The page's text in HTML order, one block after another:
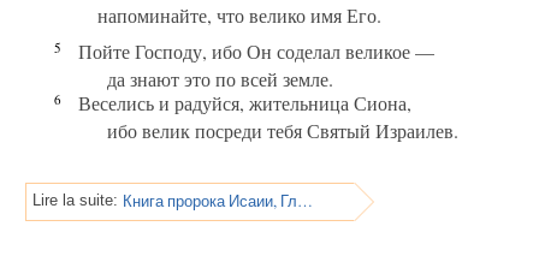
напоминайте, что велико имя Его.
5
Пойте Господу, ибо Он соделал великое —
да знают это по всей земле.
6
Веселись и радуйся, жительница Сиона,
ибо велик посреди тебя Святый Израилев.
Lire la suite: Книга пророка Исаии, Глава 13